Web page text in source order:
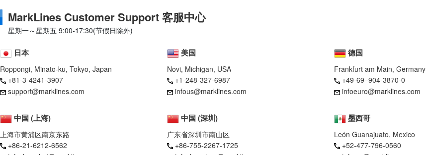
MarkLines Customer Support 客服中心
星期一～星期五 9:00-17:30(节假日除外)
日本
Roppongi, Minato-ku, Tokyo, Japan
+81-3-4241-3907
support@marklines.com
美国
Novi, Michigan, USA
+1-248-327-6987
infous@marklines.com
墨西哥
León Guanajuato, Mexico
+52-477-796-0560
德国
Frankfurt am Main, Germany
+49-69–904-3870-0
infoeuro@marklines.com
中国 (上海)
上海市黄浦区南京东路
+86-21-6212-6562
中国 (深圳)
广东省深圳市南山区
+86-755-2267-1725